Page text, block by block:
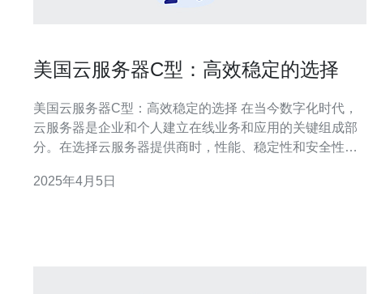
美国云服务器C型：高效稳定的选择
美国云服务器C型：高效稳定的选择 在当今数字化时代，
云服务器是企业和个人建立在线业务和应用的关键组成部
分。在选择云服务器提供商时，性能、稳定性和安全性是
的特性成为了许多用户的首选。本文将介绍美国云服务器
2025年4月5日